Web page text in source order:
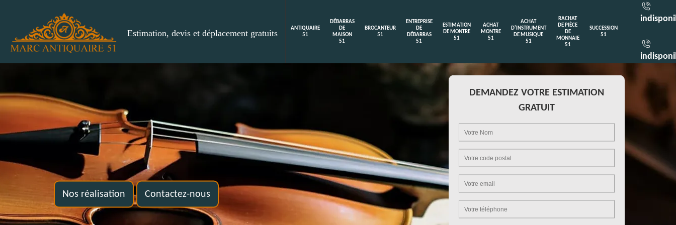
Estimation, devis et déplacement gratuits
ANTIQUAIRE
51
DÉBARRAS
DE
MAISON
51
BROCANTEUR
51
ENTREPRISE
DE
DÉBARRAS
51
ESTIMATION
DE MONTRE
51
ACHAT
MONTRE
51
ACHAT
D'INSTRUMENT
DE MUSIQUE
51
RACHAT
DE PIÈCE
DE
MONNAIE
51
SUCCESSION
51
Nos réalisation Contactez-nous
DEMANDEZ VOTRE ESTIMATION
GRATUIT